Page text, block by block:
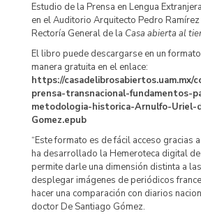
Estudio de la Prensa en Lengua
en el Auditorio Arquitecto Pedro
Rectoría General de la Casa abierta al
El libro puede descargarse en un
manera gratuita en el enlace:
https://
prensa-transnacional-fundamentos-
metodologia-historica-Arnulfo-Uriel-
Gomez.epub
“Este formato es de fácil acceso gracias
ha desarrollado la Hemeroteca digital
permite darle una dimensión distinta a
desplegar imágenes de periódicos
hacer una comparación con diarios
doctor De Santiago Gómez.